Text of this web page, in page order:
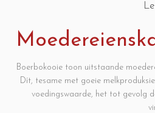
Boerbokooie toon uitstaande
Dít, tesame met goeie
voedingswaarde, het tot gevolg